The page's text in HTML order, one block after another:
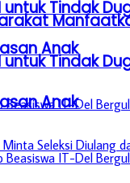
untuk Tindak
Anak
untuk Tindak
Anak